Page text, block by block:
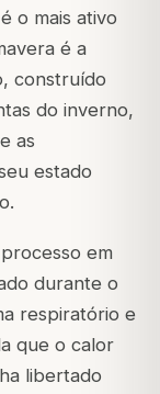
o mais ativo
é a
construído
do inverno,
as
estado
em
durante o
respiratório e
que o calor
libertado